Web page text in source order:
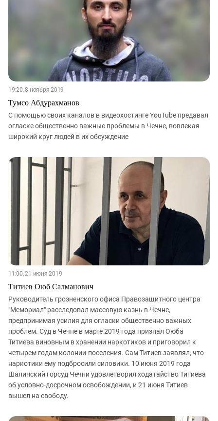
19:20, 8 ноября 2019
Тумсо Абдурахманов
С помощью своих каналов в видеохостинге YouTube предавал
огласке общественно важные проблемы в Чечне, вовлекая
широкий круг людей в их обсуждение
11:00, 21 июня 2019
Титиев Оюб Салманович
Руководитель грозненского офиса Правозащитного центра
"Мемориал" расследовал массовую казнь в Чечне,
предпринимая усилия для огласки общественно важных
проблем. Суд в Чечне в марте 2019 года признал Оюба
Титиева виновным в хранении наркотиков и приговорил к
четырем годам колонии-поселения. Сам Титиев заявлял, что
наркотики ему подбросили силовики. 10 июня 2019 года
Шалинский горсуд Чечни удовлетворил ходатайство Титиева
об условно-досрочном освобождении, и 21 июня Титиев
вышел на свободу.